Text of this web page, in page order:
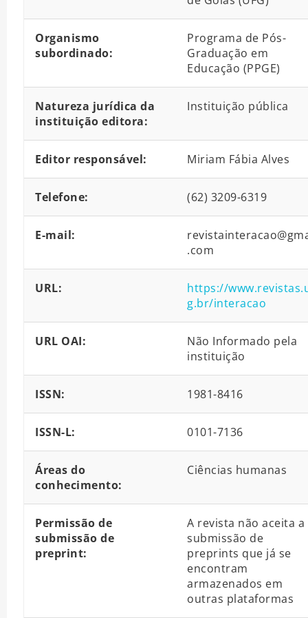
Organismo
subordinado:
Programa de Pós-
Graduação em
Educação (PPGE)
Natureza jurídica da
instituição editora:
Instituição pública
Editor responsável: Miriam Fábia Alves
Telefone: (62) 3209-6319
E-mail:
.com
URL:
https://
g.br/interacao
URL OAI:
Não Informado pela
instituição
ISSN: 1981-8416
ISSN-L: 0101-7136
Áreas do
conhecimento:
Ciências humanas
Permissão de
submissão de
preprint:
A revista não aceita a
submissão de
preprints que já se
encontram
armazenados em
outras plataformas